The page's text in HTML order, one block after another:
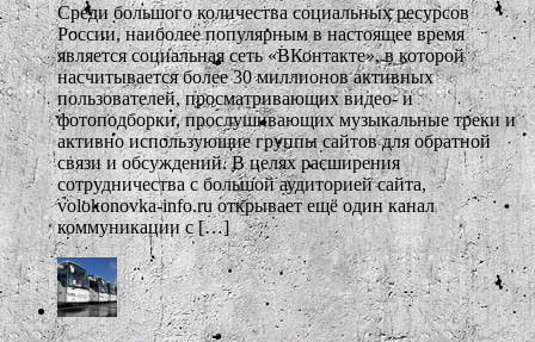
Среди большого количества социальных ресурсов
России, наиболее популярным в настоящее время
является социальная сеть «ВКонтакте», в которой
насчитывается более 30 миллионов активных
пользователей, просматривающих видео- и
фотоподборки, прослушивающих музыкальные треки и
активно использующие группы сайтов для обратной
связи и обсуждений. В целях расширения
сотрудничества с большой аудиторией сайта,
volokonovka-info.ru открывает ещё один канал
коммуникации с […]